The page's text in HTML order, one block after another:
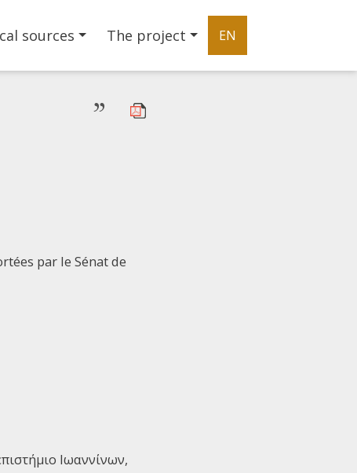
sources The project EN
”
par le Sénat de
Ιωαννίνων,